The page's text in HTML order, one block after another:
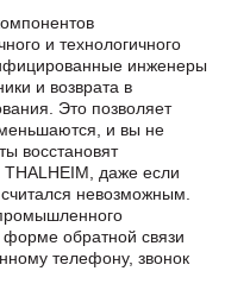
и технологичного
инженеры
и возврата в
Это позволяет
и вы не
восстановят
даже если
невозможным.
обратной связи
телефону, звонок